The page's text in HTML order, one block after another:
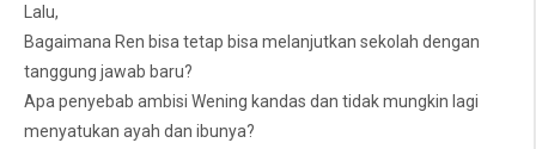
Lalu,
Bagaimana Ren bisa tetap bisa melanjutkan sekolah dengan
tanggung jawab baru?
Apa penyebab ambisi Wening kandas dan tidak mungkin lagi
menyatukan ayah dan ibunya?